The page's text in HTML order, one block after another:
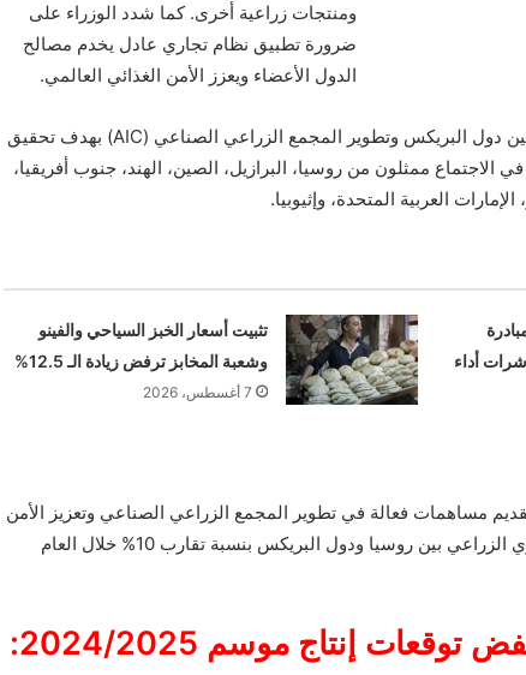
ومنتجات زراعية أخرى. كما شدد الوزراء على
ضرورة تطبيق نظام تجاري عادل يخدم مصالح
الدول الأعضاء ويعزز الأمن الغذائي العالمي.
وقد ناقش الوزراء سبل تعزيز التجارة الزراعية بين دول البريكس وتطوير المجمع الزراعي الصناعي (AIC) بهدف تحقيق
الاجتماع ممثلون من روسيا، البرازيل، الصين، الهند، جنوب أفريقيا،
العربية المتحدة، وإثيوبيا.
أداء
تثبيت أسعار الخبز السياحي والفينو
وشعبة المخابز ترفض زيادة الـ 12.5%
7 أغسطس، 2026
مساهمات فعالة في تطوير المجمع الزراعي الصناعي وتعزيز الأمن
الغذائي العالمي، مشيرة إلى نمو التبادل التجاري الزراعي بين روسيا ودول البريكس بنسبة تقارب 10% خلال العام
إنتاج موسم 2024/2025: